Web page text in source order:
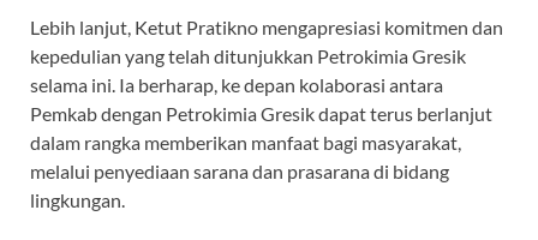
Lebih lanjut, Ketut Pratikno mengapresiasi komitmen dan
kepedulian yang telah ditunjukkan Petrokimia Gresik
selama ini. Ia berharap, ke depan kolaborasi antara
Pemkab dengan Petrokimia Gresik dapat terus berlanjut
dalam rangka memberikan manfaat bagi masyarakat,
melalui penyediaan sarana dan prasarana di bidang
lingkungan.